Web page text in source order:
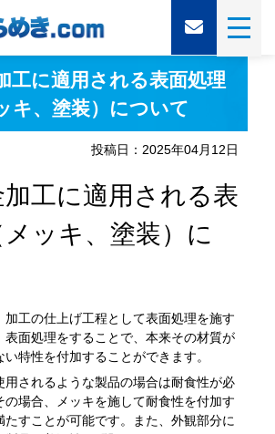
工に適用される表面処理
キ、塗装）について
投稿日：2025年04月12日
工に適用される表
ッキ、塗装）に
加工の仕上げ工程として表面処理を施す
表面処理をすることで、本来その材質が
特性を付加することができます。
用されるような製品の場合は耐食性が必
の場合、メッキを施して耐食性を付加す
たすことが可能です。また、外観部分に